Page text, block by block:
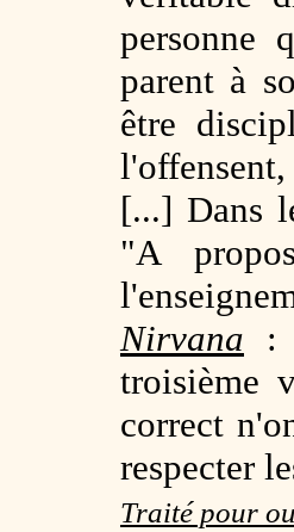
personne
parent à
être
[...] Dans
"A
Nirvana :
troisième
correct
respecter
Traité pour